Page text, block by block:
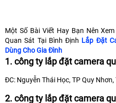
Một Số Bài Viết Hay Bạn Nên
Quan Sát Tại Bình Định Lắp Đặt
Dùng Cho Gia Đình
1. công ty lắp đặt camera
ĐC: Nguyễn Thái Học, TP Quy
2. công ty lắp đặt camera